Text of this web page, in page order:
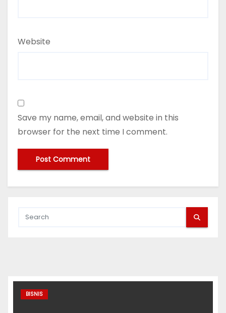
Website
Save my name, email, and website in this
browser for the next time I comment.
BISNIS